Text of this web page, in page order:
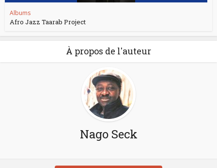
Albums
Afro Jazz Taarab Project
À propos de l'auteur
Nago Seck